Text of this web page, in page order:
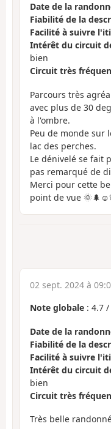
Date de la
Fiabilité de la
Facilité à suivre
Intérêt du circuit
bien
Circuit très
Parcours très
avec plus de 30
à l'ombre.
Peu de monde sur
lac des perches.
Le dénivelé se fait
pas remarqué de
Merci pour cette
point de vue
02 sept. 2024 à
Note globale : 4.7 /
Date de la
Fiabilité de la
Facilité à suivre
Intérêt du circuit
bien
Circuit très
Très belle